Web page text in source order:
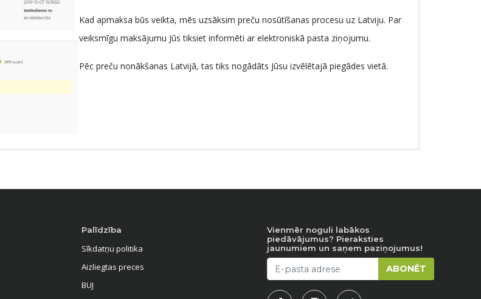
Kad apmaksa būs veikta, mēs uzsāksim preču nosūtīšanas procesu uz Latviju. Par
veiksmīgu maksājumu Jūs tiksiet informēti ar elektroniskā pasta ziņojumu.
Pēc preču nonākšanas Latvijā, tas tiks nogādāts Jūsu izvēlētajā piegādes vietā.
Palīdzība
Sīkdatņu politika
Aizliegtas preces
BUJ
Vienmēr noguli labākos
piedāvājumus? Pieraksties
jaunumiem un saņem paziņojumus!
ABONĒT